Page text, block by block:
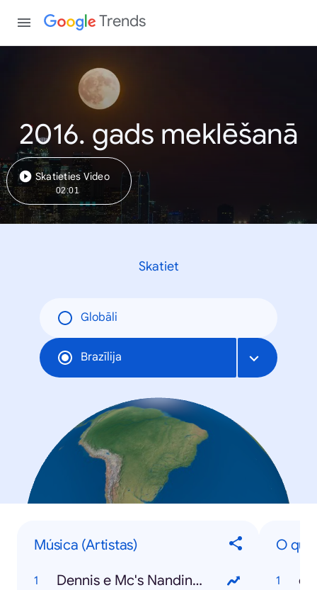
Trends
2016. gads meklēšanā
Skatieties Video
02:01
Skatiet
Globāli
Brazīlija
Música (Artistas)
Dennis e Mc's Nandinho & Nego Bam
O que